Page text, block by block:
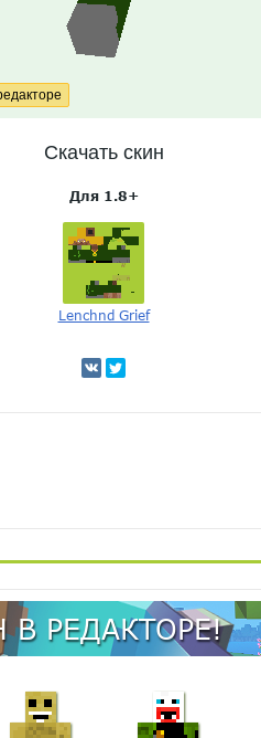
Скачать скин
Для 1.8+
Lenchnd Grief
В РЕДАКТОРЕ!